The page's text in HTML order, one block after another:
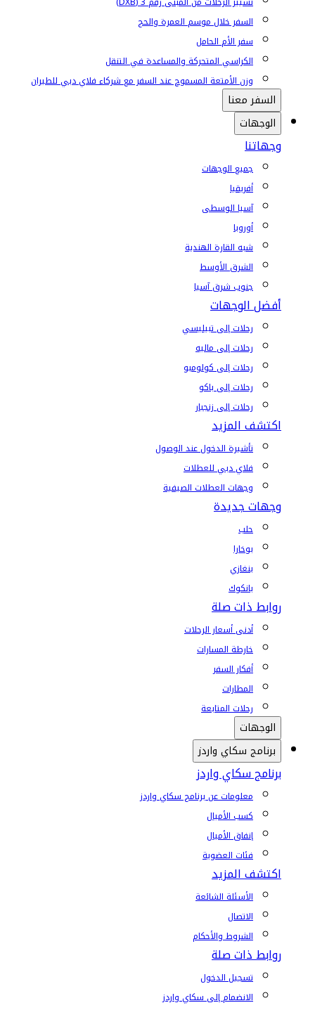
السفر خلال موسم العمرة والحج
سفر الأم الحامل
الكراسي المتحركة والمساعدة في التنقل
وزن الأمتعة المسموح عند السفر مع شركاء فلاي دبي للطيران
السفر معنا
الوجهات
وجهاتنا
جميع الوجهات
أفريقيا
آسيا الوسطى
أوروبا
شبه القارة الهندية
الشرق الأوسط
جنوب شرق آسيا
أفضل الوجهات
رحلات إلى تبيليسي
رحلات إلى ماليه
رحلات إلى كولومبو
رحلات إلى باكو
رحلات إلى زنجبار
اكتشف المزيد
تأشيرة الدخول عند الوصول
فلاي دبي للعطلات
وجهات العطلات الصيفية
وجهات جديدة
حلب
بوخارا
بنغازي
بانكوك
روابط ذات صلة
أدنى أسعار الرحلات
خارطة المسارات
أفكار السفر
المطارات
رحلات المتابعة
الوجهات
برنامج سكاي واردز
برنامج سكاي واردز
معلومات عن برنامج سكاي واردز
كسب الأميال
إنفاق الأميال
فئات العضوية
اكتشف المزيد
الأسئلة الشائعة
الاتصال
الشروط والأحكام
روابط ذات صلة
تسجيل الدخول
الانضمام إلى سكاي واردز